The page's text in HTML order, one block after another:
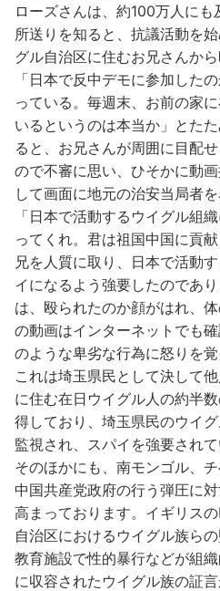
ローズさんは、約100万人に
所送りを知ると、抗議活動を
グル自治区に住むお兄さんか
「日本で反中デモに参加した
っている。毎週末、お前の家
いるというのは本当か」とた
ると、お兄さんが周囲に目配
ので不審に思い、ひそかに動
して画面に地元の治安当局者
「日本で活動するウイグル組
ってくれ。君は祖国中国に貢
兄を人質に取り、日本で活動
イになるよう強要したのであ
は、殴られたのか顔がはれ、
の動画はインターネットでも
のような卑劣な行為に怒りを覚
これは埼玉県民として決して
に住む在日ウイグル人の約半
得しており、埼玉県民のウイ
監視され、スパイを強要されて
そのほかにも、南モンゴル、
中国共産党政府の行う弾圧に
高まっております。イギリス
自治区におけるウイグル族ら
教育施設で性的暴行などが組
に収容されたウイグル族の証